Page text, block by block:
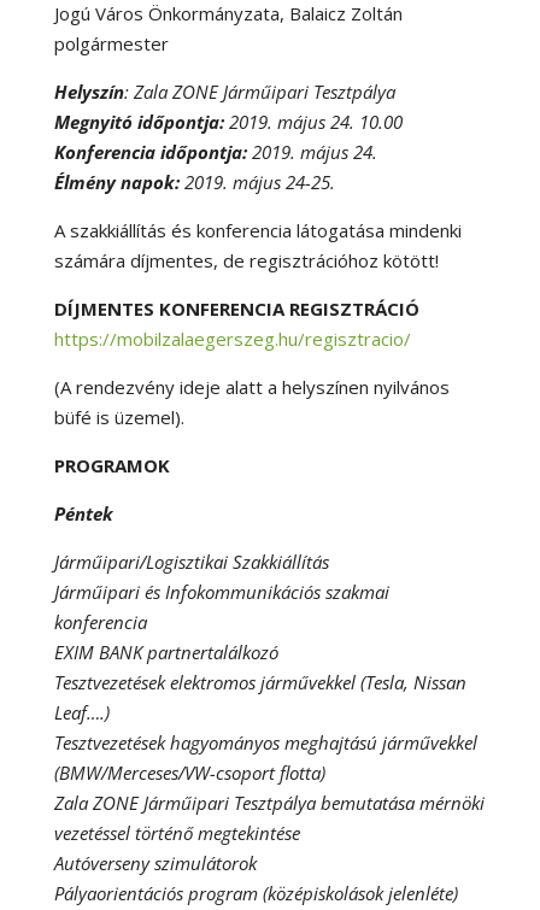
Jogú Város Önkormányzata, Balaicz Zoltán
polgármester
Helyszín: Zala ZONE Járműipari Tesztpálya
Megnyitó időpontja: 2019. május 24. 10.00
Konferencia időpontja: 2019. május 24.
Élmény napok:2019. május 24-25.
A szakkiállítás és konferencia látogatása mindenki
számára díjmentes, de regisztrációhoz kötött!
DÍJMENTES KONFERENCIA REGISZTRÁCIÓ
https://mobilzalaegerszeg.hu/regisztracio/
(A rendezvény ideje alatt a helyszínen nyilvános
büfé is üzemel).
PROGRAMOK
Péntek
Járműipari/Logisztikai Szakkiállítás
Járműipari és Infokommunikációs szakmai
konferencia
EXIM BANK partnertalálkozó
Tesztvezetések elektromos járművekkel (Tesla, Nissan
Leaf….)
Tesztvezetések hagyományos meghajtású járművekkel
(BMW/Merceses/VW-csoport flotta)
Zala ZONE Járműipari Tesztpálya bemutatása mérnöki
vezetéssel történő megtekintése
Autóverseny szimulátorok
Pályaorientációs program (középiskolások jelenléte)